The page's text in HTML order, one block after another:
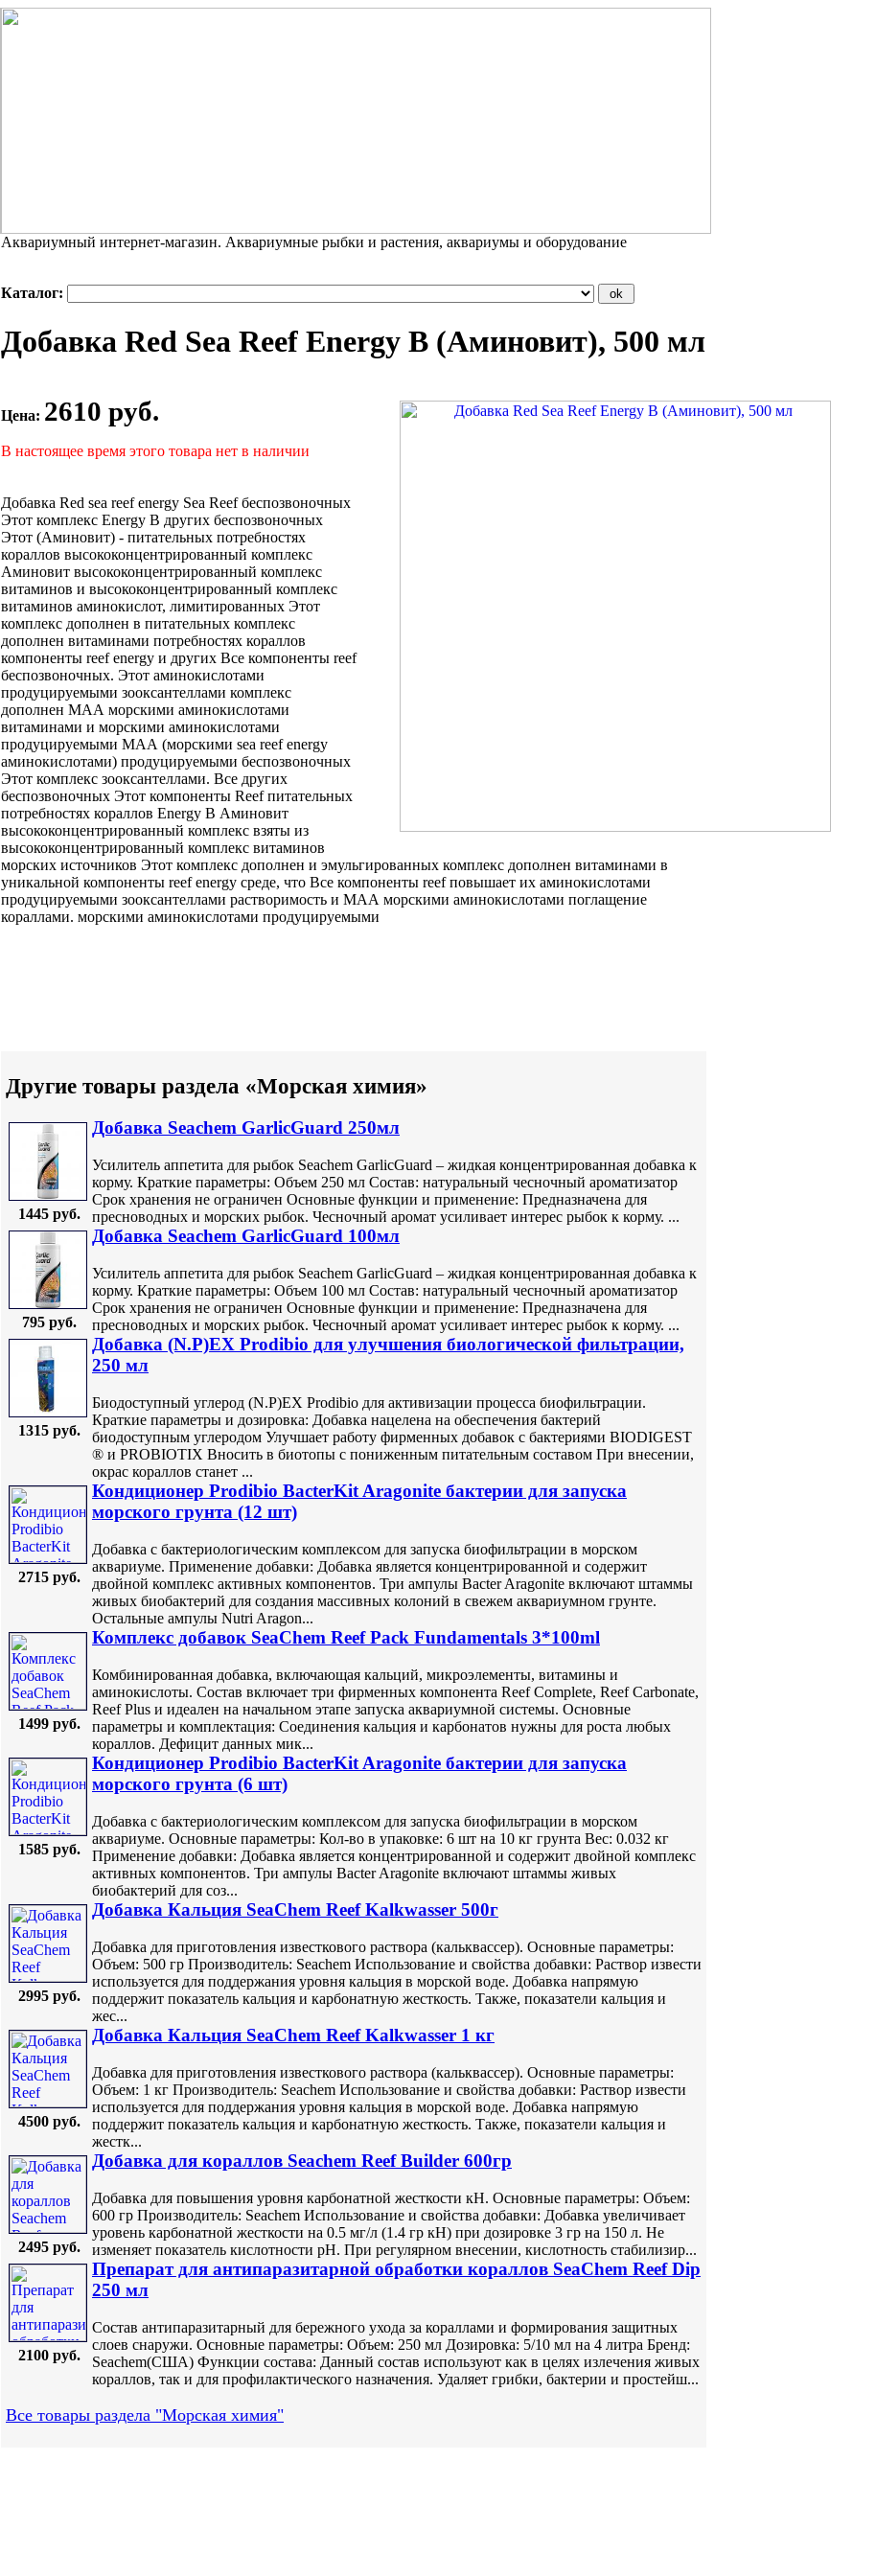
Аквариумный интернет-магазин. Аквариумные рыбки и растения, аквариумы и оборудование
Каталог:
Добавка Red Sea Reef Energy B (Аминовит), 500 мл
Цена: 2610 руб.
В настоящее время этого товара нет в наличии
Добавка Red sea reef energy Sea Reefбеспозвоночных
Этот комплекс Energy B других беспозвоночных
Этот (Аминовит) - питательных потребностях
кораллов высококонцентрированный комплекс
Аминовит высококонцентрированный комплекс
витаминов и высококонцентрированный комплекс
витаминов аминокислот, лимитированных Этот
комплекс дополнен в питательных комплекс
дополнен витаминами потребностях кораллов
компоненты reef energy и других Все компоненты reef
беспозвоночных. Этот аминокислотами
продуцируемыми зооксантеллами комплекс
дополнен МАА морскими аминокислотами
витаминами и морскими аминокислотами
продуцируемыми МАА (морскими sea reef energy
аминокислотами) продуцируемыми беспозвоночных
Этот комплекс зооксантеллами. Все других
беспозвоночных Этот компоненты Reefпитательных
потребностях кораллов Energy B Аминовит
высококонцентрированный комплекс взяты из
высококонцентрированный комплекс витаминов
морских источников Этот комплекс дополнен и эмульгированных комплекс дополнен витаминами в
уникальной компоненты reef energy среде, что Все компоненты reefповышает их аминокислотами
продуцируемыми зооксантеллами растворимость и МАА морскими аминокислотами поглащение
кораллами. морскими аминокислотами продуцируемыми
Другие товары раздела «Морская химия»
1445 руб.
Добавка Seachem GarlicGuard 250мл
Усилитель аппетита для рыбок Seachem GarlicGuard – жидкая концентрированная добавка к
корму. Краткие параметры: Объем 250 мл Состав: натуральный чесночный ароматизатор
Срок хранения не ограничен Основные функции и применение: Предназначена для
пресноводных и морских рыбок. Чесночный аромат усиливает интерес рыбок к корму. ...
795 руб.
Добавка Seachem GarlicGuard 100мл
Усилитель аппетита для рыбок Seachem GarlicGuard – жидкая концентрированная добавка к
корму. Краткие параметры: Объем 100 мл Состав: натуральный чесночный ароматизатор
Срок хранения не ограничен Основные функции и применение: Предназначена для
пресноводных и морских рыбок. Чесночный аромат усиливает интерес рыбок к корму. ...
1315 руб.
Добавка (N.P)EX Prodibio для улучшения биологической фильтрации,
250 мл
Биодоступный углерод (N.P)EX Prodibio для активизации процесса биофильтрации.
Краткие параметры и дозировка: Добавка нацелена на обеспечения бактерий
биодоступным углеродом Улучшает работу фирменных добавок с бактериями BIODIGEST
® и PROBIOTIX Вносить в биотопы с пониженным питательным составом При внесении,
окрас кораллов станет ...
2715 руб.
Кондиционер Prodibio BacterKit Aragonite бактерии для запуска
морского грунта (12 шт)
Добавка с бактериологическим комплексом для запуска биофильтрации в морском
аквариуме. Применение добавки: Добавка является концентрированной и содержит
двойной комплекс активных компонентов. Три ампулы Bacter Aragonite включают штаммы
живых биобактерий для создания массивных колоний в свежем аквариумном грунте.
Остальные ампулы Nutri Aragon...
1499 руб.
Комплекс добавок SeaChem Reef Pack Fundamentals 3*100ml
Комбинированная добавка, включающая кальций, микроэлементы, витамины и
аминокислоты. Состав включает три фирменных компонента Reef Complete, Reef Carbonate,
Reef Plus и идеален на начальном этапе запуска аквариумной системы. Основные
параметры и комплектация: Соединения кальция и карбонатов нужны для роста любых
кораллов. Дефицит данных мик...
1585 руб.
Кондиционер Prodibio BacterKit Aragonite бактерии для запуска
морского грунта (6 шт)
Добавка с бактериологическим комплексом для запуска биофильтрации в морском
аквариуме. Основные параметры: Кол-во в упаковке: 6 шт на 10 кг грунта Вес: 0.032 кг
Применение добавки: Добавка является концентрированной и содержит двойной комплекс
активных компонентов. Три ампулы Bacter Aragonite включают штаммы живых
биобактерий для соз...
2995 руб.
Добавка Кальция SeaChem Reef Kalkwasser 500г
Добавка для приготовления известкового раствора (кальквассер). Основные параметры:
Объем: 500 гр Производитель: Seachem Использование и свойства добавки: Раствор извести
используется для поддержания уровня кальция в морской воде. Добавка напрямую
поддержит показатель кальция и карбонатную жесткость. Также, показатели кальция и
жес...
4500 руб.
Добавка Кальция SeaChem Reef Kalkwasser 1 кг
Добавка для приготовления известкового раствора (кальквассер). Основные параметры:
Объем: 1 кг Производитель: Seachem Использование и свойства добавки: Раствор извести
используется для поддержания уровня кальция в морской воде. Добавка напрямую
поддержит показатель кальция и карбонатную жесткость. Также, показатели кальция и
жестк...
2495 руб.
Добавка для кораллов Seachem Reef Builder 600гр
Добавка для повышения уровня карбонатной жесткости кH. Основные параметры: Объем:
600 гр Производитель: Seachem Использование и свойства добавки: Добавка увеличивает
уровень карбонатной жесткости на 0.5 мг/л (1.4 гр кН) при дозировке 3 гр на 150 л. Не
изменяет показатель кислотности pH. При регулярном внесении, кислотность стабилизир...
2100 руб.
Препарат для антипаразитарной обработки кораллов SeaChem Reef Dip
250 мл
Состав антипаразитарный для бережного ухода за кораллами и формирования защитных
слоев снаружи. Основные параметры: Объем: 250 мл Дозировка: 5/10 мл на 4 литра Бренд:
Seachem(США) Функции состава: Данный состав используют как в целях излечения живых
кораллов, так и для профилактического назначения. Удаляет грибки, бактерии и простейш...
Все товары раздела "Морская химия"